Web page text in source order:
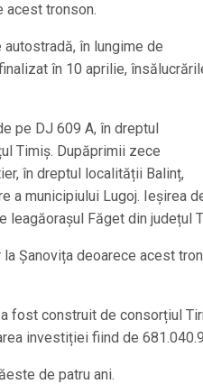
acest tronson.
în lungime de
în 10 aprilie,
pe DJ 609 A, în dreptul
Timiș. Dupăprimii zece
în dreptul localității Balinț,
a municipiului Lugoj. Ieșirea
leagăorașul Făget din județul
Șanovița deoarece acest
fost construit de consorțiul
investiției fiind de
de patru ani.